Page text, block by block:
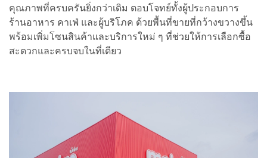
คุณภาพที่ครบครันยิ่งกว่าเดิม ตอบโจทย์ทั้งผู้ประกอบการ
ร้านอาหาร คาเฟ่ และผู้บริโภค ด้วยพื้นที่ขายที่กว้างขวางขึ้น
พร้อมเพิ่มโซนสินค้าและบริการใหม่ ๆ ที่ช่วยให้การเลือกซื้อ
สะดวกและครบจบในที่เดียว